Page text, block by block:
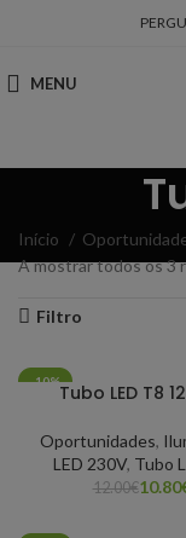
MENU
Início
A mostrar todos os 3
Filtro
-10%Tubo LED T8
Oportunidades,
LED 230V, Tubo
12.00€10.80